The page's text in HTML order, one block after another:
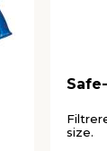
size.